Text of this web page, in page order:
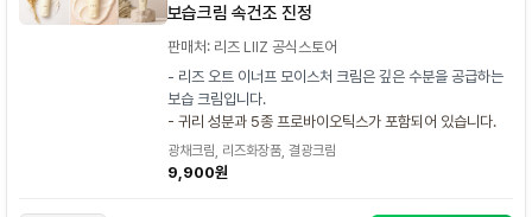
보습크림 속건조 진정
판매처: 리즈 LIIZ 공식스토어
- 리즈 오트 이너프 모이스처 크림은 깊은 수분을 공급하는
보습 크림입니다.
- 귀리 성분과 5종 프로바이오틱스가 포함되어 있습니다.
광채크림, 리즈화장품, 결광크림
9,900원